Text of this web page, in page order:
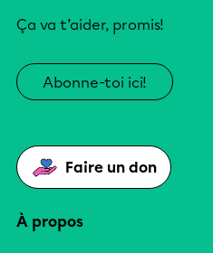
Ça va t’aider, promis!
Abonne-toi ici!
Faire un don
À propos